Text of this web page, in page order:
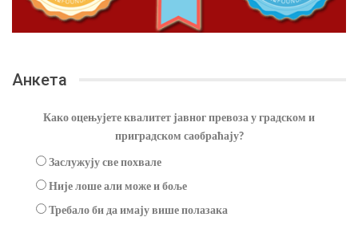
Анкета
Како оцењујете квалитет јавног превоза у градском и
приградском саобраћају?
Заслужују све похвале
Није лоше али може и боље
Требало би да имају више полазака